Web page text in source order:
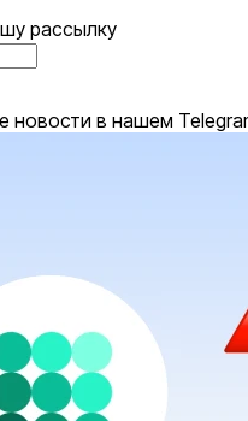
рассылку
новости в нашем